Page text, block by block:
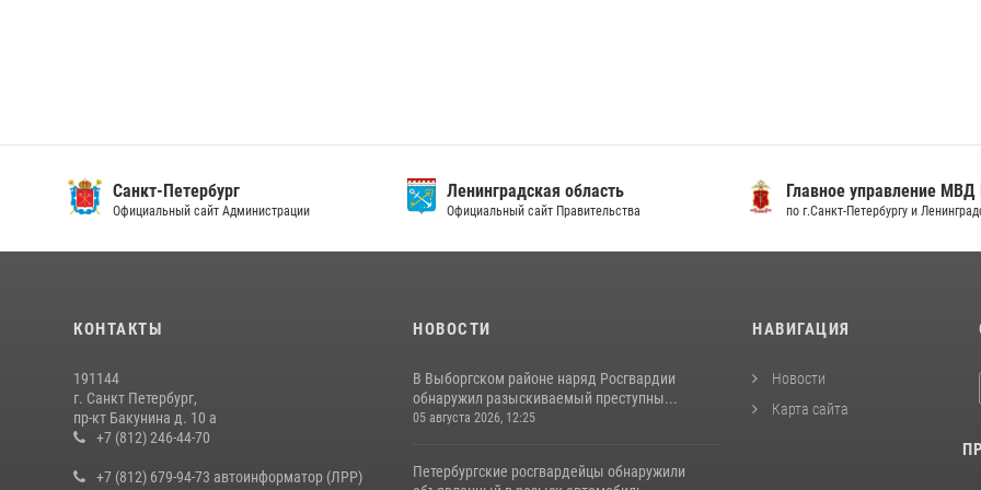
Санкт-Петербург
Официальный сайт Администрации
Ленинградская область
Официальный сайт Правительства
Главное управление МВД
по г.Санкт-Петербургу и
КОНТАКТЫ
191144
г. Санкт Петербург,
пр-кт Бакунина д. 10 а
+7 (812) 246-44-70
+7 (812) 679-94-73 автоинформатор (ЛРР)
НОВОСТИ
В Выборгском районе наряд Росгвардии
обнаружил разыскиваемый преступны...
05 августа 2026, 12:25
Петербургские росгвардейцы обнаружили
НАВИГАЦИЯ
Новости
Карта сайта